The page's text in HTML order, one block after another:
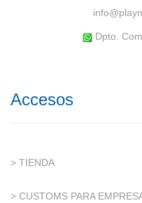
Dpto.
Accesos
> TIENDA
> CUSTOMS PARA